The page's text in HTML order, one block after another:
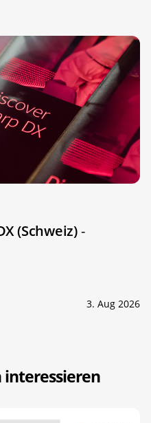
(Schweiz)-
3. Aug 2026
interessieren